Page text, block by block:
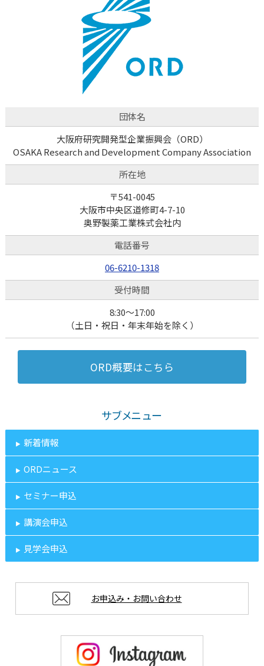
団体名
大阪府研究開発型企業振興会（ORD）
OSAKA Research and Development Company Association
所在地
〒541-0045
大阪市中央区道修町4-7-10
奥野製薬工業株式会社内
電話番号
06-6210-1318
受付時間
8:30～17:00
（土日・祝日・年末年始を除く）
ORD概要はこちら
サブメニュー
新着情報
ORDニュース
セミナー申込
講演会申込
見学会申込
お申込み・お問い合わせ